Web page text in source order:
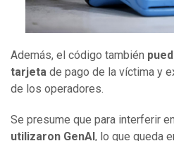
Además, el código también
tarjeta de pago de la víctima y
de los operadores.
Se presume que para interferir
utilizaron GenAI , lo que queda